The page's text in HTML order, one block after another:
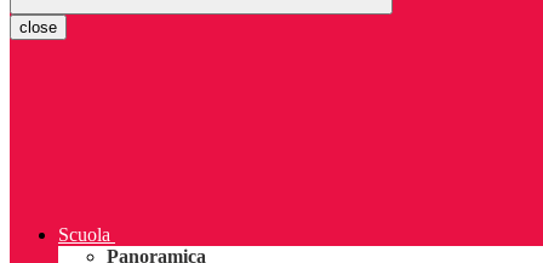
close
Scuola
Panoramica